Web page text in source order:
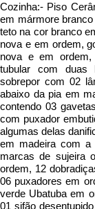
Cozinha:- Piso
em mármore
teto na cor branco
nova e em ordem,
nova e em ordem,
tubular com duas
sobrepor com 02
abaixo da pia em
contendo 03
com puxador
algumas delas
em madeira com a
marcas de sujeira
ordem, 12
06 puxadores em
verde Ubatuba em
01 sifão